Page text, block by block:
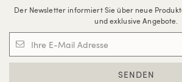
Der Newsletter informiert Sie über neue
und exklusive Angebote.
SENDEN